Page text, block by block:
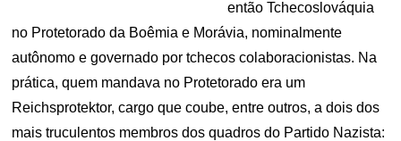
então Tchecoslováquia
no Protetorado da Boêmia e Morávia, nominalmente
autônomo e governado por tchecos colaboracionistas. Na
prática, quem mandava no Protetorado era um
Reichsprotektor, cargo que coube, entre outros, a dois dos
mais truculentos membros dos quadros do Partido Nazista: